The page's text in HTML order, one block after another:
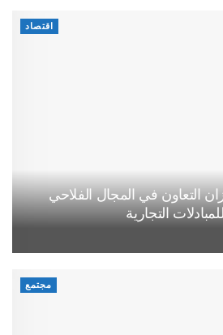
اقتصاد
التعاون في المجال الفلاحي
التجارية
مجتمع